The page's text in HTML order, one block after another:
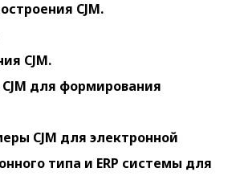
CJM.
CJM.
для формирования
CJM для электронной
типа и ERP системы для